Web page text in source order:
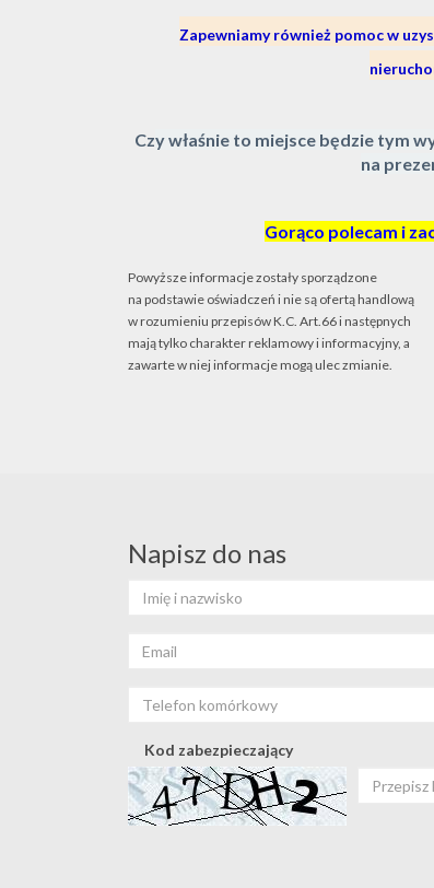
Zapewniamy również pomoc w
Czy właśnie to miejsce będzie tym
na
Gorąco polecam i
Powyższe informacje zostały sporządzone
na podstawie oświadczeń i nie są ofertą handlową
w rozumieniu przepisów K.C. Art.66 i następnych
mają tylko charakter reklamowy i informacyjny, a
zawarte w niej informacje mogą ulec zmianie.
Napisz do nas
Kod zabezpieczający